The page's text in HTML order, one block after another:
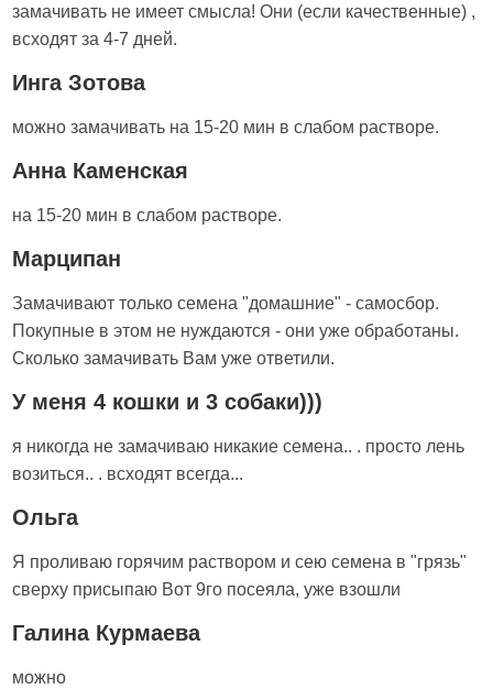
замачивать не имеет смысла! Они (если качественные) ,
всходят за 4-7 дней.
Инга Зотова
можно замачивать на 15-20 мин в слабом растворе.
Анна Каменская
на 15-20 мин в слабом растворе.
Марципан
Замачивают только семена "домашние" - самосбор.
Покупные в этом не нуждаются - они уже обработаны.
Сколько замачивать Вам уже ответили.
У меня 4 кошки и 3 собаки)))
я никогда не замачиваю никакие семена.. . просто лень
возиться.. . всходят всегда...
Ольга
Я проливаю горячим раствором и сею семена в "грязь"
сверху присыпаю Вот 9го посеяла, уже взошли
Галина Курмаева
можно